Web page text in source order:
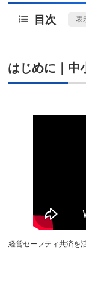
目次 表
はじめに｜中
経営セーフティ共済を